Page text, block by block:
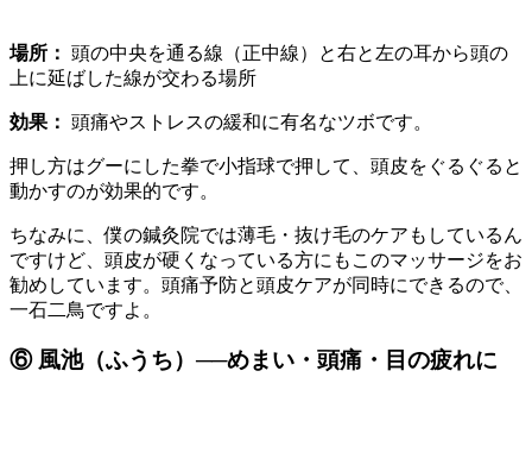
場所： 頭の中央を通る線（正中線）と右と左の耳から頭の
上に延ばした線が交わる場所
効果： 頭痛やストレスの緩和に有名なツボです。
押し方はグーにした拳で小指球で押して、頭皮をぐるぐると
動かすのが効果的です。
ちなみに、僕の鍼灸院では薄毛・抜け毛のケアもしているん
ですけど、頭皮が硬くなっている方にもこのマッサージをお
勧めしています。頭痛予防と頭皮ケアが同時にできるので、
一石二鳥ですよ。
⑥ 風池（ふうち）──めまい・頭痛・目の疲れに